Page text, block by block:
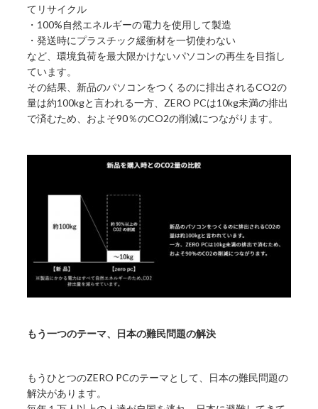
てリサイクル
・100%自然エネルギーの電力を使用して製造
・発送時にプラスチック緩衝材を一切使わない
など、環境負荷を最大限かけないパソコンの再生を目指し
ています。
その結果、新品のパソコンをつくるのに排出されるCO2の
量は約100kgと言われる一方、ZERO PCは10kg未満の排出
で済むため、およそ90％のCO2の削減につながります。
もう一つのテーマ、日本の難民問題の解決
もうひとつのZERO PCのテーマとして、日本の難民問題の
解決があります。